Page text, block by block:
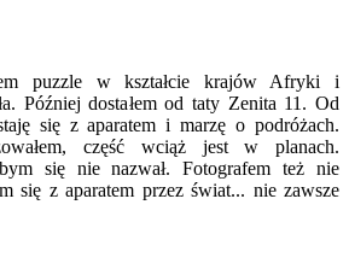
puzzle w kształcie krajów Afryki i
Później dostałem od taty Zenita 11. Od
się z aparatem i marzę o podróżach.
część wciąż jest w planach.
się nie nazwał. Fotografem też nie
się z aparatem przez świat... nie zawsze